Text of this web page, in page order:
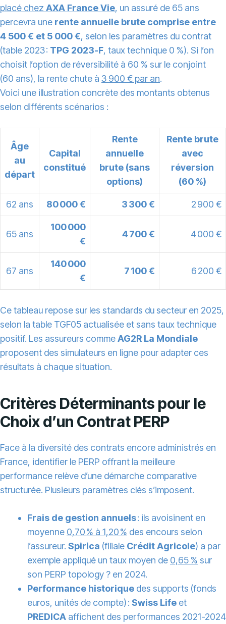
placé chez AXA France Vie, un assuré de 65 ans
percevra une rente annuelle brute comprise entre
4 500 € et 5 000 €, selon les paramètres du contrat
(table 2023 : TPG 2023-F, taux technique 0 %). Si l’on
choisit l’option de réversibilité à 60 % sur le conjoint
(60 ans), la rente chute à 3 900 € par an.
Voici une illustration concrète des montants obtenus
selon différents scénarios :
Âge
au
départ
Capital
constitué
Rente
annuelle
brute (sans
options)
Rente brute
avec
réversion
(60 %)
62 ans 80 000 € 3 300 € 2 900 €
65 ans
100 000
€
4 700 € 4 000 €
67 ans
140 000
€
7 100 € 6 200 €
Ce tableau repose sur les standards du secteur en 2025,
selon la table TGF05 actualisée et sans taux technique
positif. Les assureurs commeAG2R La Mondiale
proposent des simulateurs en ligne pour adapter ces
résultats à chaque situation.
Critères Déterminants pour le
Choix d’un Contrat PERP
Face à la diversité des contrats encore administrés en
France, identifier le PERP offrant la meilleure
performance relève d’une démarche comparative
structurée. Plusieurs paramètres clés s’imposent.
Frais de gestion annuels: ils avoisinent en
moyenne 0,70 % à 1,20 % des encours selon
l’assureur. Spirica (filiale Crédit Agricole) a par
exemple appliqué un taux moyen de 0,65 % sur
son PERP topology ? en 2024.
Performance historique des supports (fonds
euros, unités de compte) : Swiss Life et
PREDICA affichent des performances 2021-2024